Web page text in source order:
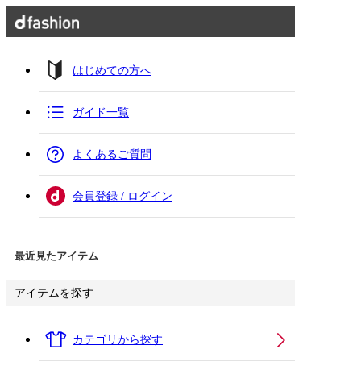
はじめての方へ
ガイド一覧
よくあるご質問
会員登録 / ログイン
最近見たアイテム
アイテムを探す
カテゴリから探す